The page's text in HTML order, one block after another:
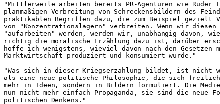
"Mittlerweile arbeiten bereits PR-Agenturen wie Ruder
planmäßigen Verbreitung von Schreckensbildern des
praktikablen Begriffen dazu, die zum Beispiel gezielt
von "Konzentrationslagern" verbreiten. Wenn wir diesen
"aufarbeiten" werden, werden wir, unabhängig davon,
richtig die moralische Erzählung dazu ist, darüber
hoffe ich wenigstens, wieviel davon nach den Gesetzen
Marktwirtschaft produziert und konsumiert wurde."
"Was sich in dieser Kriegserzählung bildet, ist nicht
als eine neue politische Philosophie, die sich
mehr in Ideen, sondern in Bildern formuliert. Die
nun nicht mehr einfach Propaganda, sie sind die neue
politischen Denkens."